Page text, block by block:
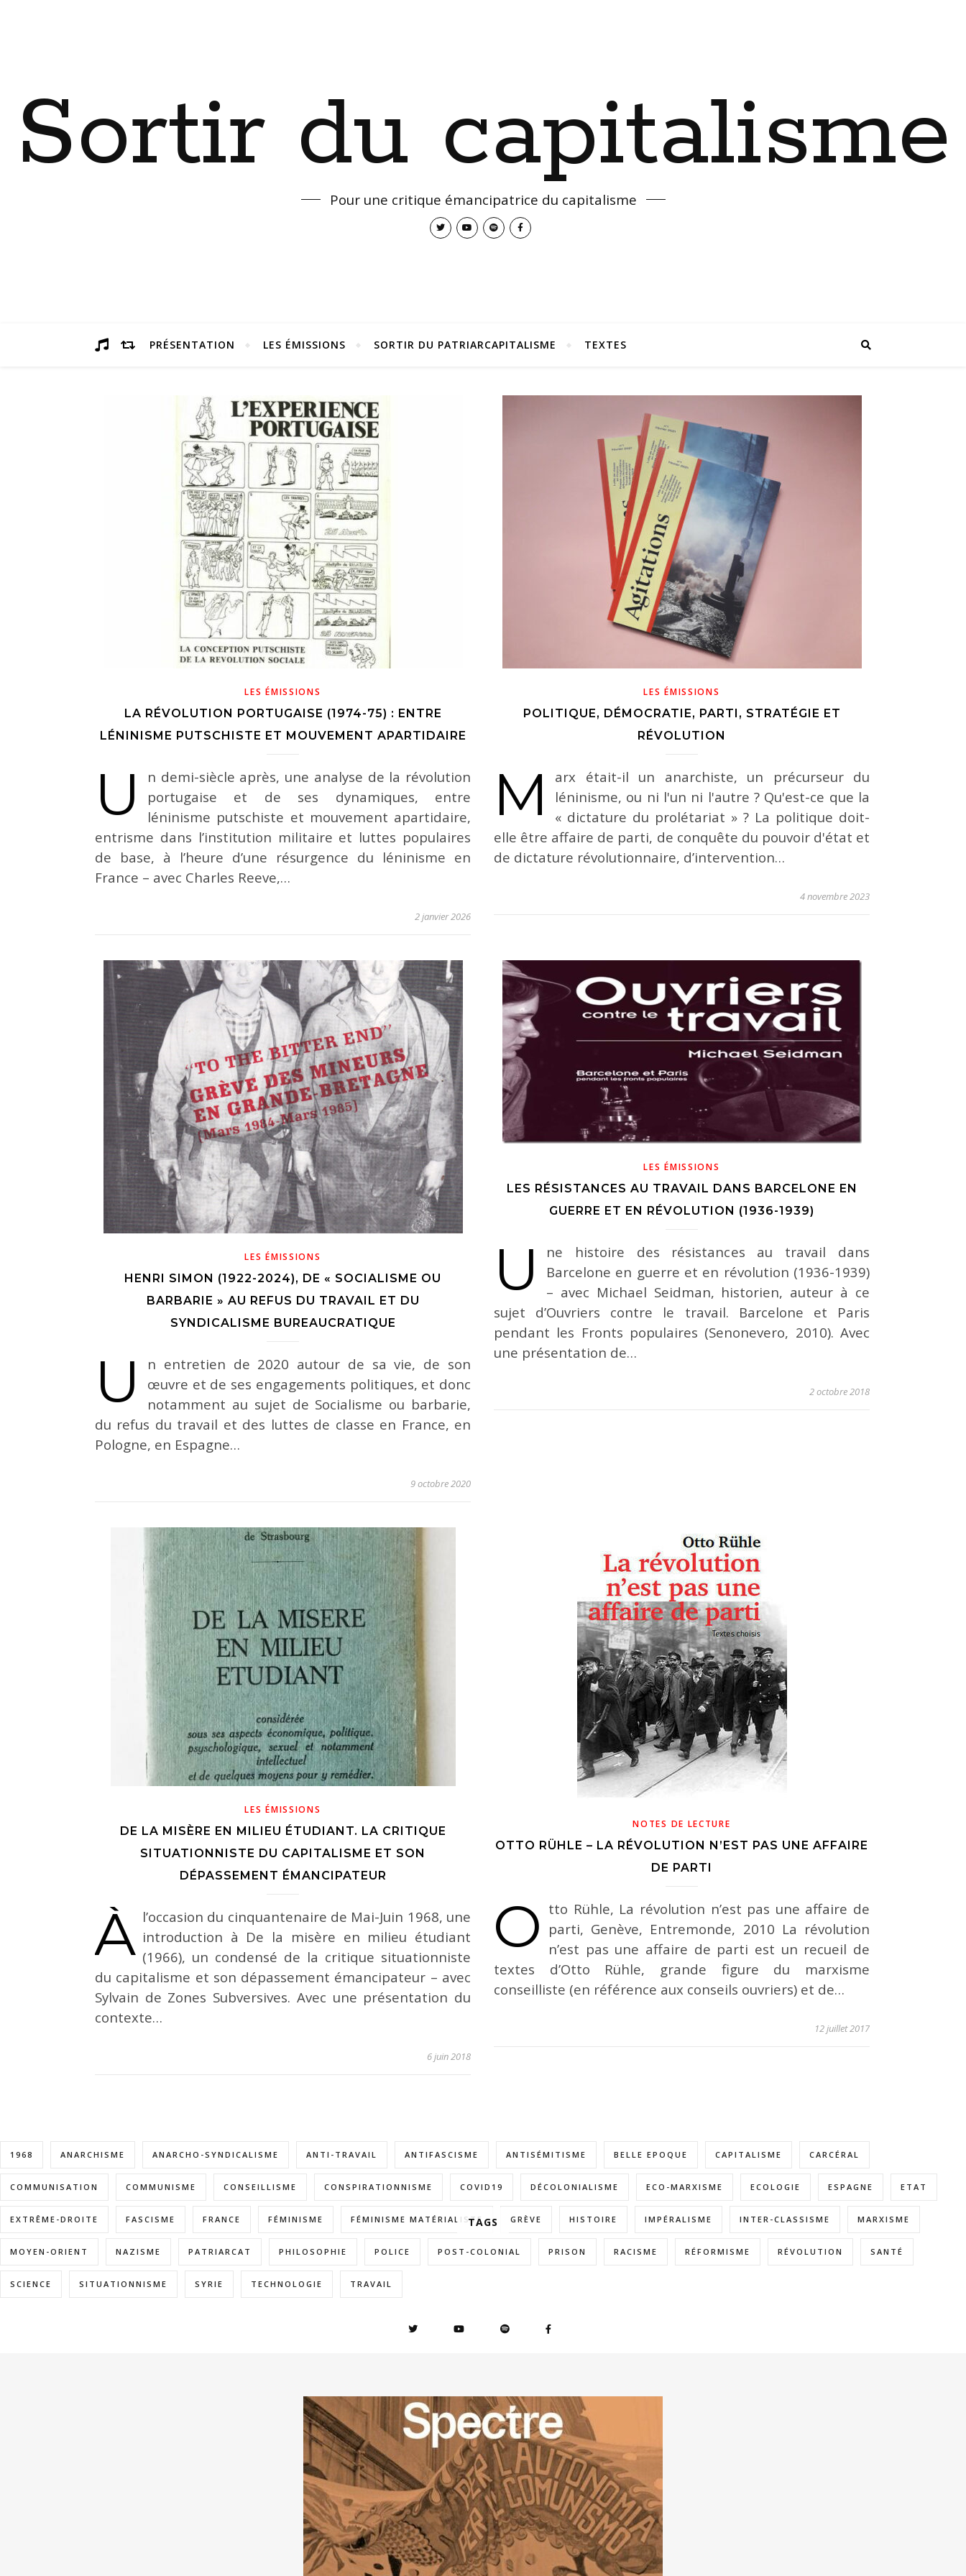
Sortir du capitalisme
Pour une critique émancipatrice du capitalisme
PRÉSENTATION LES ÉMISSIONS SORTIR DU PATRIARCAPITALISME TEXTES
LES ÉMISSIONS
LA RÉVOLUTION PORTUGAISE (1974-75) : ENTRE
LÉNINISME PUTSCHISTE ET MOUVEMENT APARTIDAIRE
U
n demi-siècle après, une analyse de la révolution
portugaise et de ses dynamiques, entre
léninisme putschiste et mouvement apartidaire,
entrisme dans l’institution militaire et luttes populaires
de base, à l’heure d’une résurgence du léninisme en
France – avec Charles Reeve,…
2 janvier 2026
LES ÉMISSIONS
POLITIQUE, DÉMOCRATIE, PARTI, STRATÉGIE ET
RÉVOLUTION
M
arx était-il un anarchiste, un précurseur du
léninisme, ou ni l'un ni l'autre ? Qu'est-ce que la
« dictature du prolétariat » ? La politique doit-
elle être affaire de parti, de conquête du pouvoir d'état et
de dictature révolutionnaire, d’intervention…
4 novembre 2023
LES ÉMISSIONS
HENRI SIMON (1922-2024), DE « SOCIALISME OU
BARBARIE » AU REFUS DU TRAVAIL ET DU
SYNDICALISME BUREAUCRATIQUE
U
n entretien de 2020 autour de sa vie, de son
œuvre et de ses engagements politiques, et donc
notamment au sujet de Socialisme ou barbarie,
du refus du travail et des luttes de classe en France, en
Pologne, en Espagne…
9 octobre 2020
LES ÉMISSIONS
LES RÉSISTANCES AU TRAVAIL DANS BARCELONE EN
GUERRE ET EN RÉVOLUTION (1936-1939)
U
ne histoire des résistances au travail dans
Barcelone en guerre et en révolution (1936-1939)
– avec Michael Seidman, historien, auteur à ce
sujet d’Ouvriers contre le travail. Barcelone et Paris
pendant les Fronts populaires (Senonevero, 2010). Avec
une présentation de…
2 octobre 2018
LES ÉMISSIONS
DE LA MISÈRE EN MILIEU ÉTUDIANT. LA CRITIQUE
SITUATIONNISTE DU CAPITALISME ET SON
DÉPASSEMENT ÉMANCIPATEUR
À l’occasion du cinquantenaire de Mai-Juin 1968, une
introduction à De la misère en milieu étudiant
(1966), un condensé de la critique situationniste
du capitalisme et son dépassement émancipateur – avec
Sylvain de Zones Subversives. Avec une présentation du
contexte…
6 juin 2018
NOTES DE LECTURE
OTTO RÜHLE – LA RÉVOLUTION N’EST PAS UNE AFFAIRE
DE PARTI
O tto Rühle, La révolution n’est pas une affaire de
parti, Genève, Entremonde, 2010 La révolution
n’est pas une affaire de parti est un recueil de
textes d’Otto Rühle, grande figure du marxisme
conseilliste (en référence aux conseils ouvriers) et de…
12 juillet 2017
TAGS
1968 ANARCHISME ANARCHO-SYNDICALISME ANTI-TRAVAIL ANTIFASCISME ANTISÉMITISME BELLE EPOQUE CAPITALISME CARCÉRAL
COMMUNISATION COMMUNISME CONSEILLISME CONSPIRATIONNISME COVID19 DÉCOLONIALISME ECO-MARXISME ECOLOGIE ESPAGNE ETAT
EXTRÊME-DROITE FASCISME FRANCE FÉMINISME FÉMINISME MATÉRIALISTE GRÈVE HISTOIRE IMPÉRALISME INTER-CLASSISME MARXISME
MOYEN-ORIENT NAZISME PATRIARCAT PHILOSOPHIE POLICE POST-COLONIAL PRISON RACISME RÉFORMISME RÉVOLUTION SANTÉ
SCIENCE SITUATIONNISME SYRIE TECHNOLOGIE TRAVAIL